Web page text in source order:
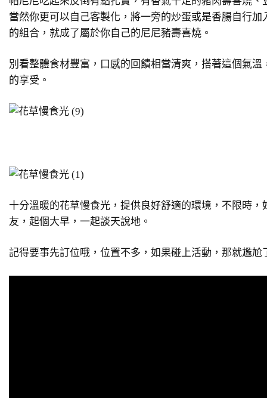
當然你更可以自己客製化，將一旁的炒蛋或是香腸自行加
的組合，就成了屬於你自己的尼尼豬壽喜燒。
別看整體食材豐富，口感的回饋相當清爽，搭著這個氣溫
的享受。
十分溫暖的花草慢食光，提供良好舒適的環境，不限時，
友，起個大早，一起談天說地。
記得要事先訂位哦，位置不多，如果碰上活動，那就尷尬